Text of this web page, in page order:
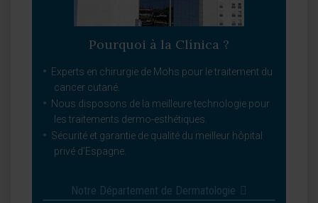
Pourquoi à la Clínica ?
Experts en chirurgie de Mohs pour le traitement du
cancer cutané.
Nous disposons de la meilleure technologie pour
les traitements dermo-esthétiques.
Sécurité et garantie de qualité du meilleur hôpital
privé d’Espagne.
Notre Département de Dermatologie